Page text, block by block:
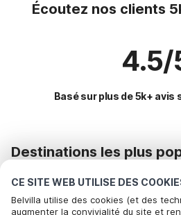
CE SITE WEB UTILISE DES
Belvilla utilise des cookies (et des
augmenter la convivialité du site et
Écoutez nos clients
4.5/
Basé sur plus de 5k+ avis
Destinations les plus
Commodités populaires pour les